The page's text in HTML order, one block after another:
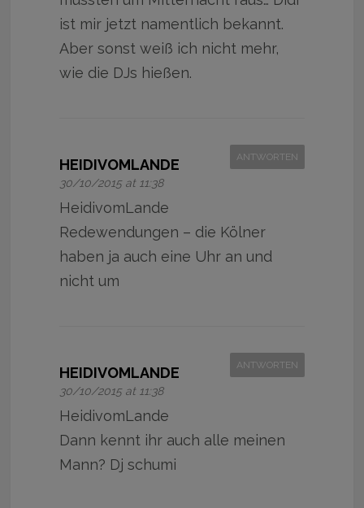
ist mir jetzt namentlich bekannt.
Aber sonst weiß ich nicht mehr,
wie die DJs hießen.
HEIDIVOMLANDE
30/10/2015 at 11:38
ANTWORTEN
HeidivomLande
Redewendungen – die Kölner
haben ja auch eine Uhr an und
nicht um
HEIDIVOMLANDE
30/10/2015 at 11:38
ANTWORTEN
HeidivomLande
Dann kennt ihr auch alle meinen
Mann? Dj schumi